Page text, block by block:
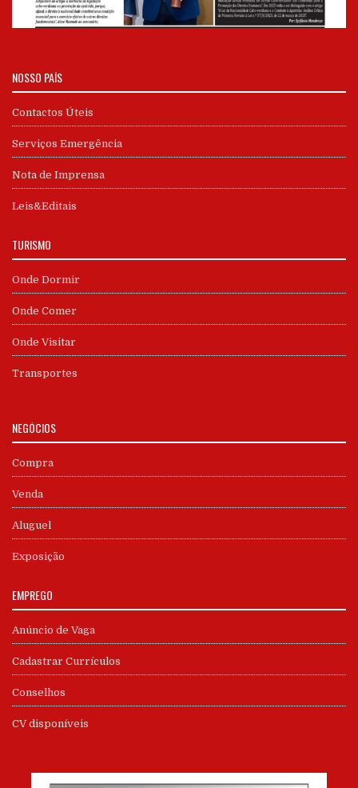
NOSSO PAÍS
Contactos Úteis
Serviços Emergência
Nota de Imprensa
Leis&Editais
TURISMO
Onde Dormir
Onde Comer
Onde Visitar
Transportes
NEGÓCIOS
Compra
Venda
Aluguel
Exposição
EMPREGO
Anúncio de Vaga
Cadastrar Currículos
Conselhos
CV disponíveis